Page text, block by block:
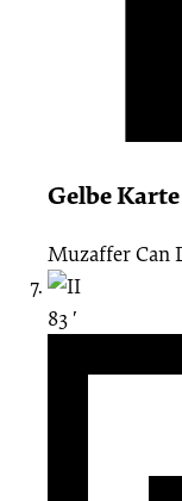
Gelbe Karte
Muzaffer Can
83 ′